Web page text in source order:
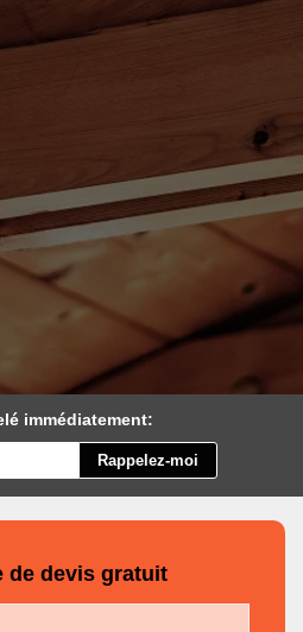
immédiatement:
de devis gratuit